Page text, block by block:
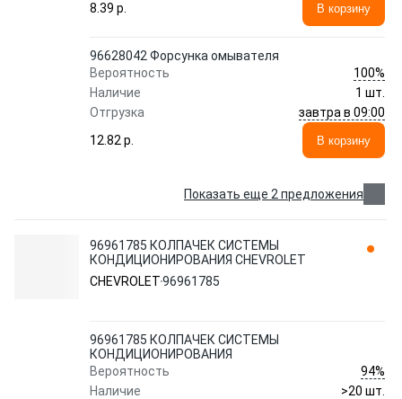
8.39 p.
В корзину
96628042 Фopcyнкa oмывaтeля
Вероятность
100%
Наличие
1 шт.
Отгрузка
завтра в 09:00
12.82 p.
В корзину
Показать еще 2 предложения
96961785 КОЛПАЧЕК СИСТЕМЫ
КОНДИЦИОНИРОВАНИЯ CHEVROLET
CHEVROLET96961785
96961785 КОЛПАЧЕК СИСТЕМЫ
КОНДИЦИОНИРОВАНИЯ
Вероятность
94%
Наличие
>20 шт.